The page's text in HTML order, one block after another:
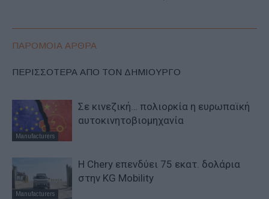
ΠΑΡΟΜΟΙΑ ΑΡΘΡΑ
ΠΕΡΙΣΣΟΤΕΡΑ ΑΠΟ ΤΟΝ ΔΗΜΙΟΥΡΓΟ
Manufacturers
Σε κινεζική… πολιορκία η ευρωπαϊκή
αυτοκινητοβιομηχανία
Manufacturers
Η Chery επενδύει 75 εκατ. δολάρια
στην KG Mobility